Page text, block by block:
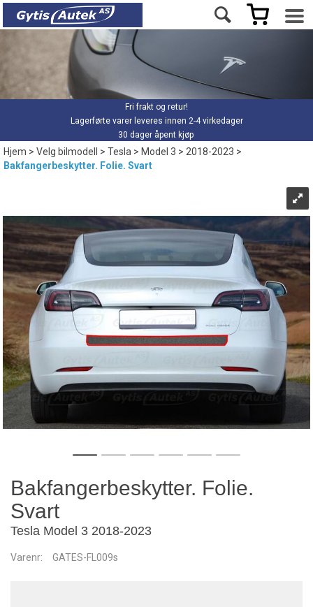
Fri frakt og retur!
Lagerførte varer leveres innen 2-4 virkedager
30 dager åpent kjøp
Hjem>Velg bilmodell >Tesla>Model 3>2018-2023>
Bakfangerbeskytter. Folie. Svart
Bakfangerbeskytter. Folie.
Svart
Tesla Model 3 2018-2023
Varenr: GATES-FL009s